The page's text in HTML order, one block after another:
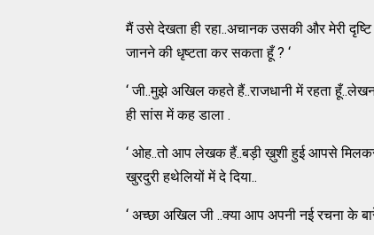
मैं उसे देखता ही रहा..अचानक उसकी और मेरी
जानने की धृष्टता कर सकता हूँ ? ‘
‘ जी..मुझे अखिल कहते हैं..राजधानी में रहता
ही सांस में कह डाला .
‘ ओह..तो आप लेखक हैं..बड़ी ख़ुशी हुई आपसे
खुरदुरी हथेलियों में दे दिया..
‘ अच्छा अखिल जी ..क्या आप अपनी नई रचना के